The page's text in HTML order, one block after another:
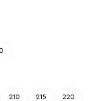
210 215 220